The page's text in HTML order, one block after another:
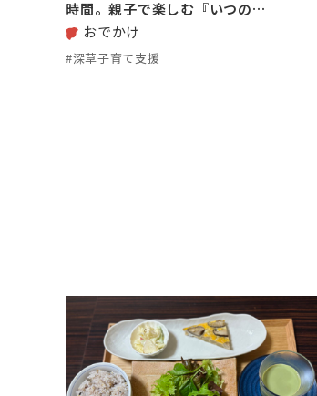
時間。親子で楽しむ『いつの…
おでかけ
#深草子育て支援